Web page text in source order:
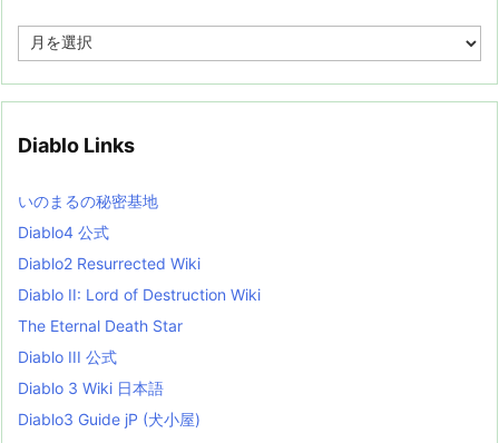
e
i
s
t
Diablo Links
いのまるの秘密基地
Diablo4 公式
Diablo2 Resurrected Wiki
Diablo II: Lord of Destruction Wiki
The Eternal Death Star
Diablo III 公式
Diablo 3 Wiki 日本語
Diablo3 Guide jP (犬小屋)